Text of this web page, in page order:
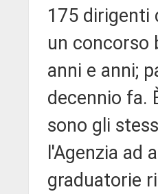
175 dirigenti
un concorso
anni e anni;
decennio fa.
sono gli
l'Agenzia ad
graduatorie